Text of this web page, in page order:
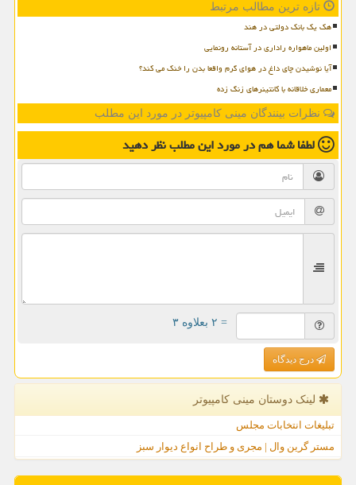
تازه ترین مطالب مرتبط
هک یک بانک دولتی در هند
اولین ماهواره راداری در آستانه رونمایی
آیا نوشیدن چای داغ در هوای گرم واقعا بدن را خنک می کند؟
معماری خلاقانه با کانتینرهای زنگ زده
نظرات بینندگان مینی کامپیوتر در مورد این مطلب
لطفا شما همدر مورد این مطلبنظر دهید
= ۲ بعلاوه ۳
درج دیدگاه
لینک دوستان مینی كامپیوتر
تبلیغات انتخابات مجلس
مستر گرین وال | مجری و طراح انواع دیوار سبز